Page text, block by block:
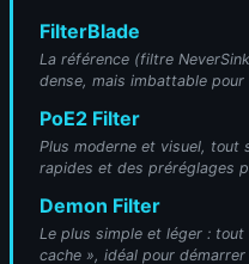
FilterBlade
La référence (filtre
dense, mais imbattable pour
PoE2 Filter
Plus moderne et visuel, tout
rapides et des préréglages
Demon Filter
Le plus simple et léger :
cache », idéal pour démarrer